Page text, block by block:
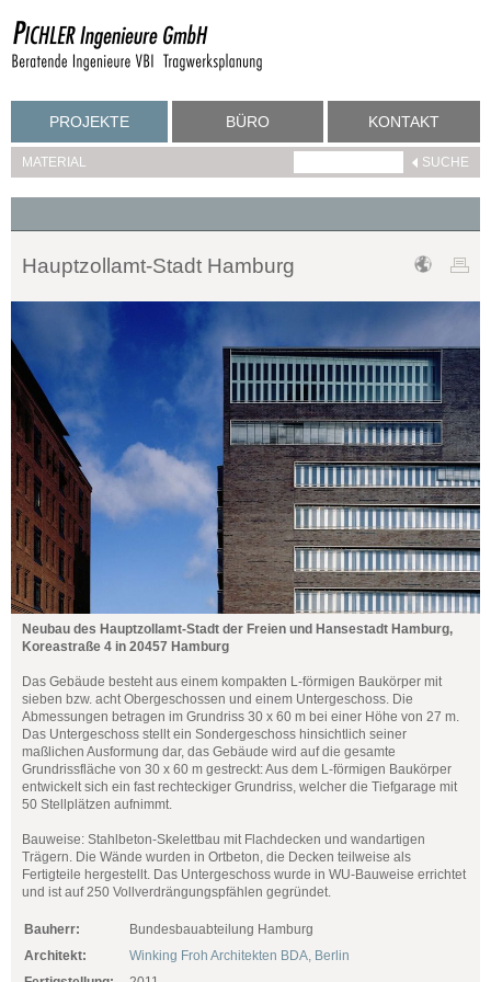
PROJEKTE BÜRO KONTAKT
MATERIAL
Hauptzollamt-Stadt Hamburg
Neubau des Hauptzollamt-Stadt der Freien und Hansestadt Hamburg,
Koreastraße 4 in 20457 Hamburg
Das Gebäude besteht aus einem kompakten L-förmigen Baukörper mit
sieben bzw. acht Obergeschossen und einem Untergeschoss. Die
Abmessungen betragen im Grundriss 30 x 60 m bei einer Höhe von 27 m.
Das Untergeschoss stellt ein Sondergeschoss hinsichtlich seiner
maßlichen Ausformung dar, das Gebäude wird auf die gesamte
Grundrissfläche von 30 x 60 m gestreckt: Aus dem L-förmigen Baukörper
entwickelt sich ein fast rechteckiger Grundriss, welcher die Tiefgarage mit
50 Stellplätzen aufnimmt.
Bauweise: Stahlbeton-Skelettbau mit Flachdecken und wandartigen
Trägern. Die Wände wurden in Ortbeton, die Decken teilweise als
Fertigteile hergestellt. Das Untergeschoss wurde in WU-Bauweise errichtet
und ist auf 250 Vollverdrängungspfählen gegründet.
Bauherr:
Bundesbauabteilung Hamburg
Architekt:
Winking Froh Architekten BDA, Berlin